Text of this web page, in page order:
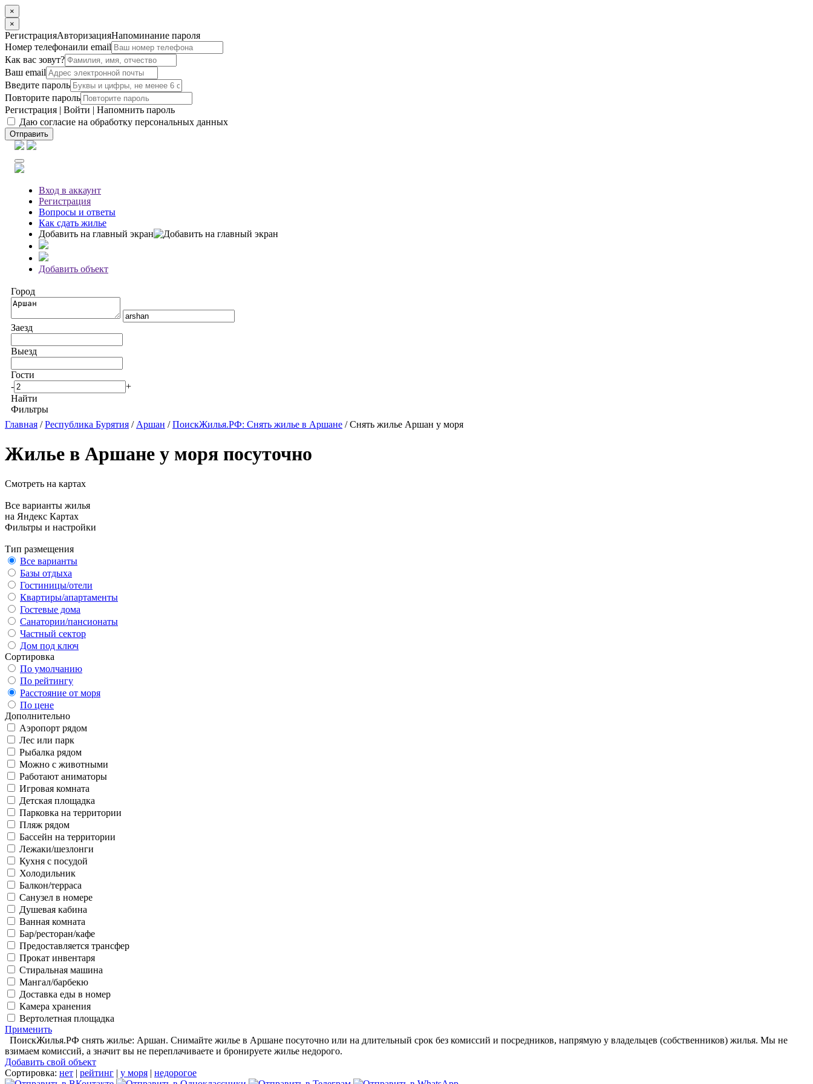
×
×
РегистрацияАвторизацияНапоминание пароля
Номер телефонаили email
Как вас зовут?
Ваш email
Введите пароль
Повторите пароль
Регистрация | Войти | Напомнить пароль
Даю согласие на обработку персональных данных
Отправить
Вход в аккаунт
Регистрация
Вопросы и ответы
Как сдать жилье
Добавить на главный экран
Добавить объект
Город
Заезд
Выезд
Гости
-
+
Найти
Фильтры
Главная /Республика Бурятия / Аршан /ПоискЖилья.РФ: Снять жилье в Аршане / Снять жилье Аршан у моря
Жилье в Аршане у моря посуточно
Смотреть на картах
Все варианты жилья
на Яндекс Картах
Фильтры и настройки
Тип размещения
Все варианты
Базы отдыха
Гостиницы/отели
Квартиры/апартаменты
Гостевые дома
Санатории/пансионаты
Частный сектор
Дом под ключ
Сортировка
По умолчанию
По рейтингу
Расстояние от моря
По цене
Дополнительно
Аэропорт рядом
Лес или парк
Рыбалка рядом
Можно с животными
Работают аниматоры
Игровая комната
Детская площадка
Парковка на территории
Пляж рядом
Бассейн на территории
Лежаки/шезлонги
Кухня с посудой
Холодильник
Балкон/терраса
Санузел в номере
Душевая кабина
Ванная комната
Бар/ресторан/кафе
Предоставляется трансфер
Прокат инвентаря
Стиральная машина
Мангал/барбекю
Доставка еды в номер
Камера хранения
Вертолетная площадка
Применить
ПоискЖилья.РФ снять жилье: Аршан. Снимайте жилье в Аршане посуточно или на длительный срок без комиссий и посредников, напрямую у владельцев (собственников) жилья. Мы не
взимаем комиссий, а значит вы не переплачиваете и бронируете жилье недорого.
Добавить свой объект
Сортировка: нет | рейтинг | у моря | недорогое